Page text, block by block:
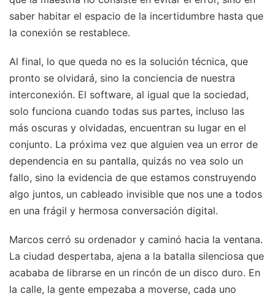
saber habitar el espacio de la incertidumbre hasta que
la conexión se restablece.
Al final, lo que queda no es la solución técnica, que
pronto se olvidará, sino la conciencia de nuestra
interconexión. El software, al igual que la sociedad,
solo funciona cuando todas sus partes, incluso las
más oscuras y olvidadas, encuentran su lugar en el
conjunto. La próxima vez que alguien vea un error de
dependencia en su pantalla, quizás no vea solo un
fallo, sino la evidencia de que estamos construyendo
algo juntos, un cableado invisible que nos une a todos
en una frágil y hermosa conversación digital.
Marcos cerró su ordenador y caminó hacia la ventana.
La ciudad despertaba, ajena a la batalla silenciosa que
acababa de librarse en un rincón de un disco duro. En
la calle, la gente empezaba a moverse, cada uno